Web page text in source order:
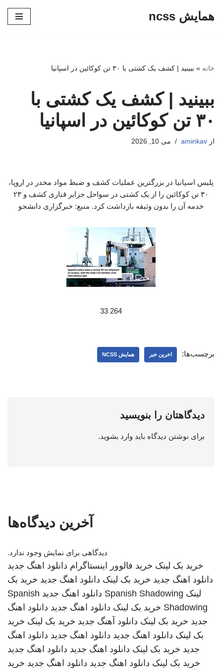
همایش ncss
خانه » ببینید | کشف یک کشتی با ۳۰ تن کوکائین در اسپانیا
ببینید | کشف یک کشتی با
۳۰ تن کوکائین در اسپانیا
از aminkav می 10, 2026
پلیس اسپانیا در بزرگترین عملیات کشف و ضبط مواد مخدر در اروپا،
۳۰ تن کوکائین را از یک کشتی در سواحل جزایر قناری کشف و ۲۳
خدمه آن را بدون وثیقه بازداشت کرد. منبع: خبرگزاری دانشجو
264 33
برچسب‌ها: اخرین خبر همایش NCSS
دیدگاهتان را بنویسید
برای نوشتن دیدگاه باید وارد بشوید.
آخرین دیدگاه‌ها
دیدگاهی برای نمایش وجود ندارد.
خرید بک لینک خرید فالوور اینستاگرام دانلود اهنگ جدید
دانلود اهنگ جدید خرید بک لینک دانلود اهنگ جدید خرید بک
لینک Spanish Shadowing دانلود اهنگ جدید Spanish
Shadowing خرید بک لینک دانلود اهنگ جدید دانلود اهنگ
جدید خرید بک لینک دانلود آهنگ جدید خرید بک لینک خرید
بک لینک دانلود اهنگ جدید دانلود اهنگ جدید دانلود اهنگ
جدید خرید بک لینک دانلود اهنگ جدید دانلود اهنگ جدید
خرید بک لینک دانلود اهنگ جدید دانلود اهنگ جدید خرید